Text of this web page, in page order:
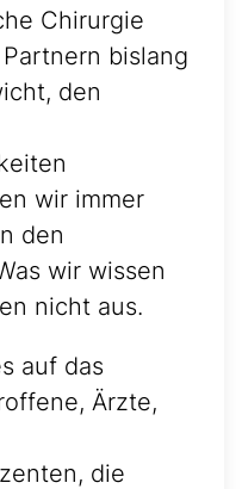
Chirurgie
bislang
den
wir immer
den
wir wissen
nicht aus.
auf das
Ärzte,
die